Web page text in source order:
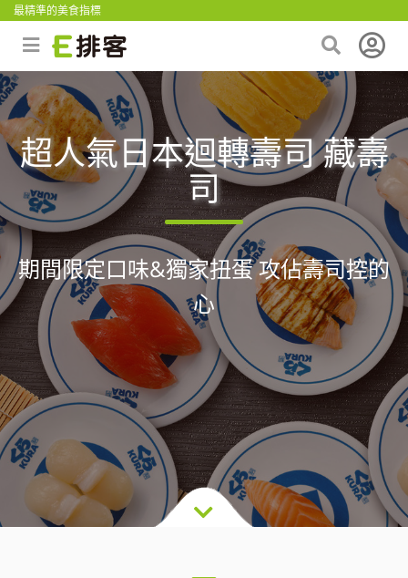
最精準的美食指標
超人氣日本迴轉壽司 藏壽
司
期間限定口味&獨家扭蛋 攻佔壽司控的
心